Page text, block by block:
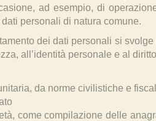
ad esempio, di
personali di natura comune.
dei dati personali si
all’identità personale e al
da norme civilistiche e
come compilazione delle